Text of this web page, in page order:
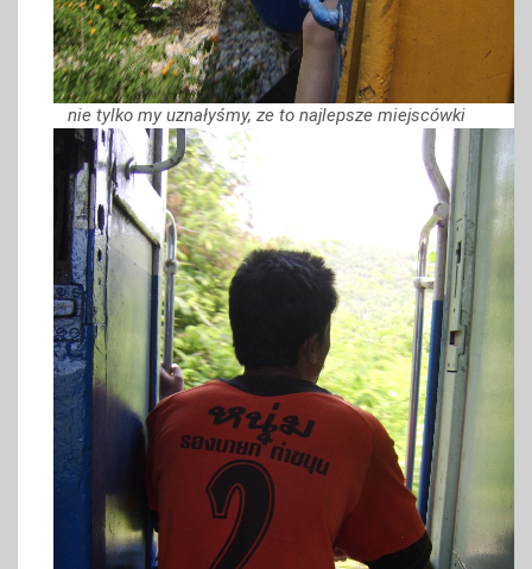
nie tylko my uznałyśmy, ze to najlepsze miejscówki